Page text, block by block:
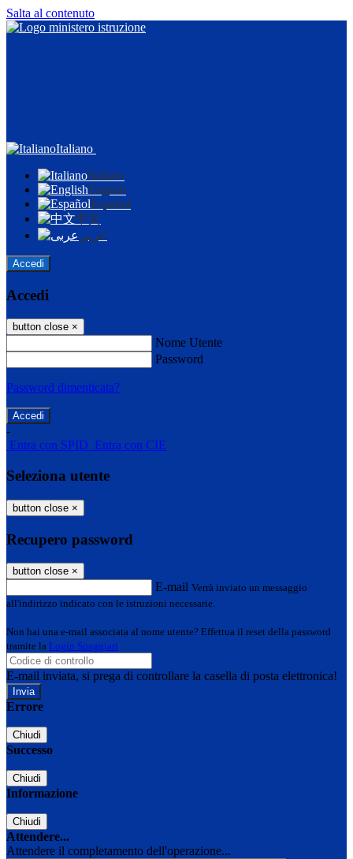
Salta al contenuto
Italiano
Italiano
English
Español
中文
عربى
Accedi
Accedi
button close ×
Nome Utente
Password
Password dimenticata?
-
Entra con SPID Entra con CIE
Seleziona utente
button close ×
Recupero password
button close ×
E-mail Verrà inviato un messaggio
all'indirizzo indicato con le istruzioni necessarie.
Non hai una e-mail associata al nome utente? Effettua il reset della password
tramite la Login Spaggiari
E-mail inviata, si prega di controllare la casella di posta elettronica!
Errore
Chiudi
Successo
Chiudi
Informazione
Chiudi
Attendere...
Attendere il completamento dell'operazione...